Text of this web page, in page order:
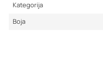
Kategorija
Boja